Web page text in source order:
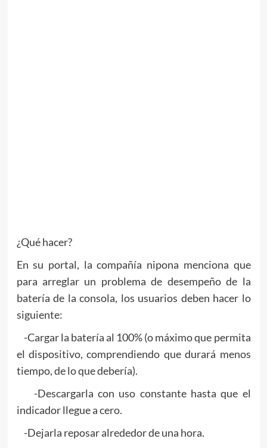
¿Qué hacer?
En su portal, la compañía nipona menciona que
para arreglar un problema de desempeño de la
batería de la consola, los usuarios deben hacer lo
siguiente:
-Cargar la batería al 100% (o máximo que permita
el dispositivo, comprendiendo que durará menos
tiempo, de lo que debería).
-Descargarla con uso constante hasta que el
indicador llegue a cero.
-Dejarla reposar alrededor de una hora.